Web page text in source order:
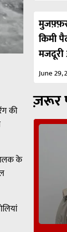
की
के
किमी
June 29,
ज़रूर